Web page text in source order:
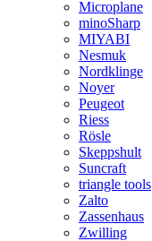
Microplane
minoSharp
MIYABI
Nesmuk
Nordklinge
Noyer
Peugeot
Riess
Rösle
Skeppshult
Suncraft
triangle tools
Zalto
Zassenhaus
Zwilling